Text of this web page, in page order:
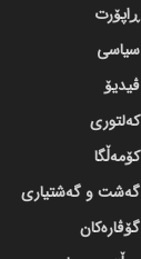
ڕاپۆرت
سیاسی
ڤیدیۆ
کەلتوری
کۆمەڵگا
گه‌شت و گه‌شتیاری
گۆڤاره‌کان